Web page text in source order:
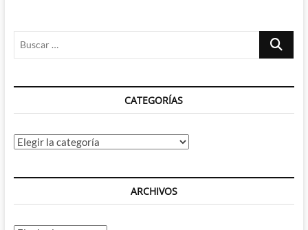
Buscar
CATEGORÍAS
Categorías
ARCHIVOS